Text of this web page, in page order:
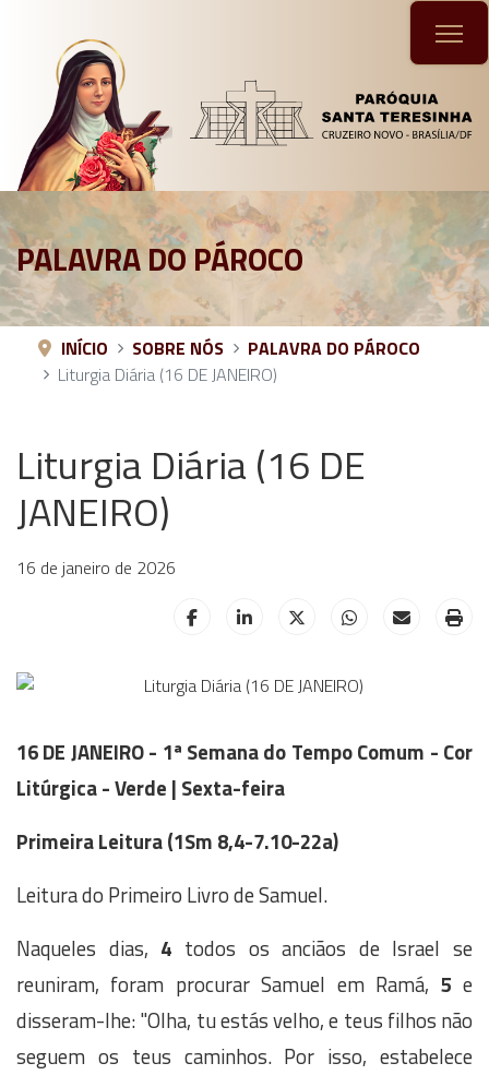
PALAVRA DO PÁROCO
INÍCIO SOBRE NÓS
PALAVRA DO PÁROCO
Liturgia Diária (16 DE JANEIRO)
Liturgia Diária (16 DE
JANEIRO)
16 de janeiro de 2026
HELIX_ULTIMATE_SHARE_FACEBOOK
16 DE JANEIRO - 1ª Semana do Tempo Comum - Cor
Litúrgica - Verde | Sexta-feira
Primeira Leitura (1Sm 8,4-7.10-22a)
Leitura do Primeiro Livro de Samuel.
Naqueles dias, 4 todos os anciãos de Israel se
reuniram, foram procurar Samuel em Ramá, 5 e
disseram-lhe: "Olha, tu estás velho, e teus filhos não
seguem os teus caminhos. Por isso, estabelece